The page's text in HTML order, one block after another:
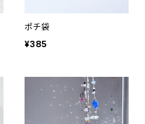
ポチ袋
¥385